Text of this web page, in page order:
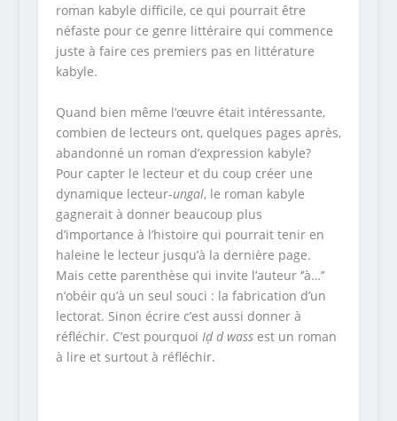
roman kabyle difficile, ce qui pourrait être
néfaste pour ce genre littéraire qui commence
juste à faire ces premiers pas en littérature
kabyle.
Quand bien même l’œuvre était intéressante,
combien de lecteurs ont, quelques pages après,
abandonné un roman d’expression kabyle?
Pour capter le lecteur et du coup créer une
dynamique lecteur-ungal, le roman kabyle
gagnerait à donner beaucoup plus
d’importance à l’histoire qui pourrait tenir en
haleine le lecteur jusqu’à la dernière page.
Mais cette parenthèse qui invite l’auteur ‘’à…’’
n’obéir qu’à un seul souci : la fabrication d’un
lectorat. Sinon écrire c’est aussi donner à
réfléchir. C’est pourquoi Iḍ d wassest un roman
à lire et surtout à réfléchir.